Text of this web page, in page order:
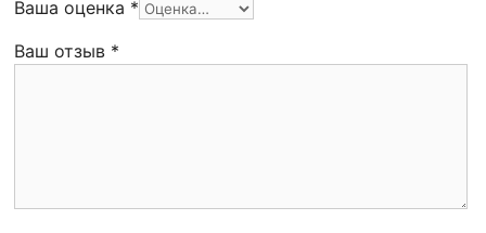
Ваша оценка *
Ваш отзыв *